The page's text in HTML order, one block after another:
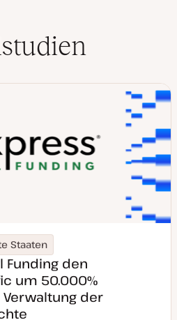
Staaten
Funding den
um 50.000%
der